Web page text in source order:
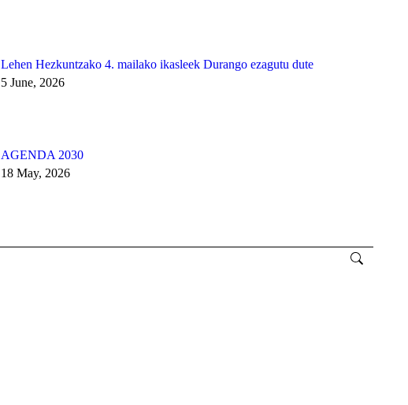
Lehen Hezkuntzako 4. mailako ikasleek Durango ezagutu dute
5 June, 2026
AGENDA 2030
18 May, 2026